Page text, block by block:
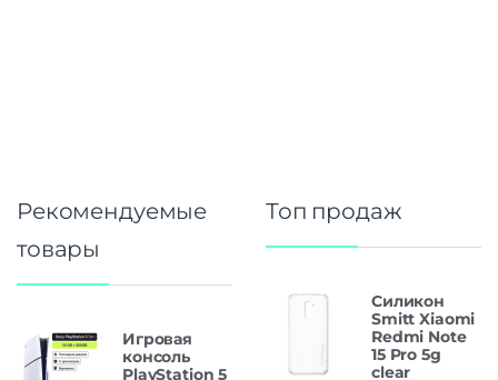
Рекомендуемые
товары
Игровая
консоль
PlayStation 5
Топ продаж
Силикон
Smitt Xiaomi
Redmi Note
15 Pro 5g
clear